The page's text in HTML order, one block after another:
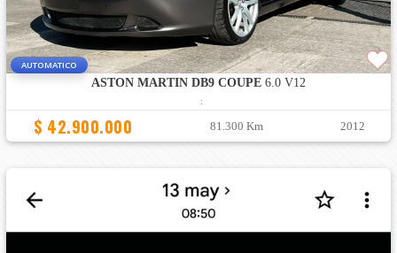
AUTOMATICO
ASTON MARTIN DB9 COUPE6.0 V12
:
$ 42.900.000 81.300 Km 2012